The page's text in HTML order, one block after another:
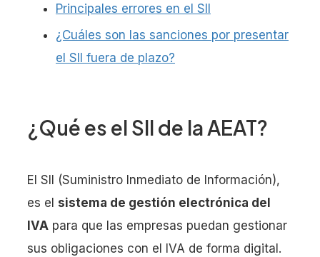
Principales errores en el SII
¿Cuáles son las sanciones por presentar
el SII fuera de plazo?
¿Qué es el SII de la AEAT?
El SII (Suministro Inmediato de Información),
es el sistema de gestión electrónica del
IVA para que las empresas puedan gestionar
sus obligaciones con el IVA de forma digital.